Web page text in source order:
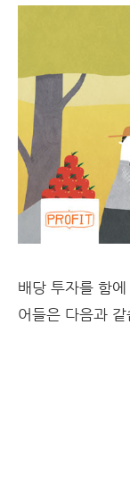
배당 투자를 함
어들은 다음과 같